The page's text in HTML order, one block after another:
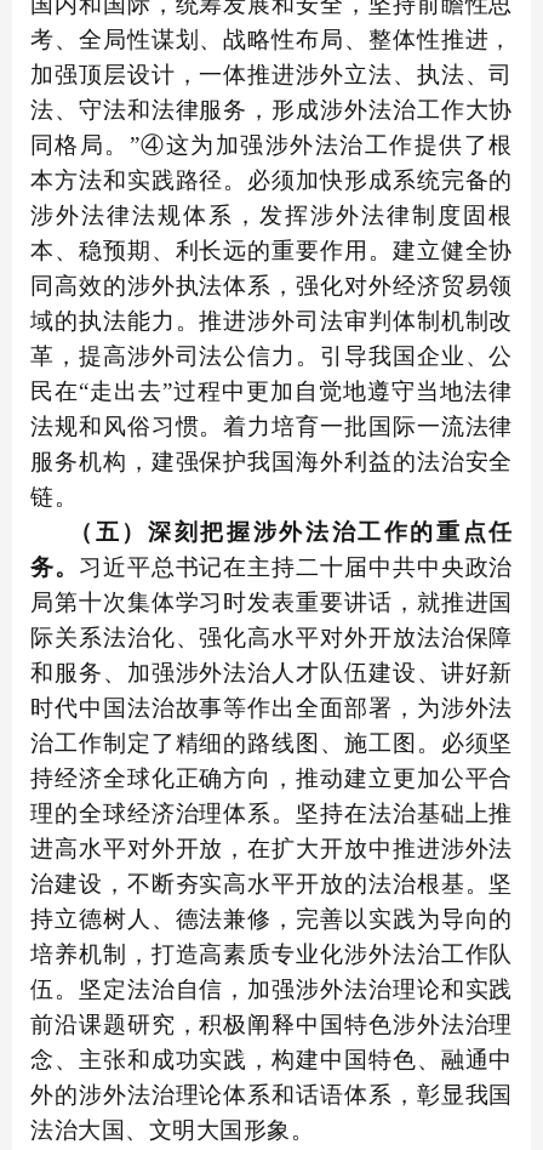
考、全局性谋划、战略性布局、整体性推进，
加强顶层设计，一体推进涉外立法、执法、司
法、守法和法律服务，形成涉外法治工作大协
同格局。”④这为加强涉外法治工作提供了根
本方法和实践路径。必须加快形成系统完备的
涉外法律法规体系，发挥涉外法律制度固根
本、稳预期、利长远的重要作用。建立健全协
同高效的涉外执法体系，强化对外经济贸易领
域的执法能力。推进涉外司法审判体制机制改
革，提高涉外司法公信力。引导我国企业、公
民在“走出去”过程中更加自觉地遵守当地法律
法规和风俗习惯。着力培育一批国际一流法律
服务机构，建强保护我国海外利益的法治安全
链。
（五）深刻把握涉外法治工作的重点任
务。 习近平总书记在主持二十届中共中央政治
局第十次集体学习时发表重要讲话，就推进国
际关系法治化、强化高水平对外开放法治保障
和服务、加强涉外法治人才队伍建设、讲好新
时代中国法治故事等作出全面部署，为涉外法
治工作制定了精细的路线图、施工图。必须坚
持经济全球化正确方向，推动建立更加公平合
理的全球经济治理体系。坚持在法治基础上推
进高水平对外开放，在扩大开放中推进涉外法
治建设，不断夯实高水平开放的法治根基。坚
持立德树人、德法兼修，完善以实践为导向的
培养机制，打造高素质专业化涉外法治工作队
伍。坚定法治自信，加强涉外法治理论和实践
前沿课题研究，积极阐释中国特色涉外法治理
念、主张和成功实践，构建中国特色、融通中
外的涉外法治理论体系和话语体系，彰显我国
法治大国、文明大国形象。